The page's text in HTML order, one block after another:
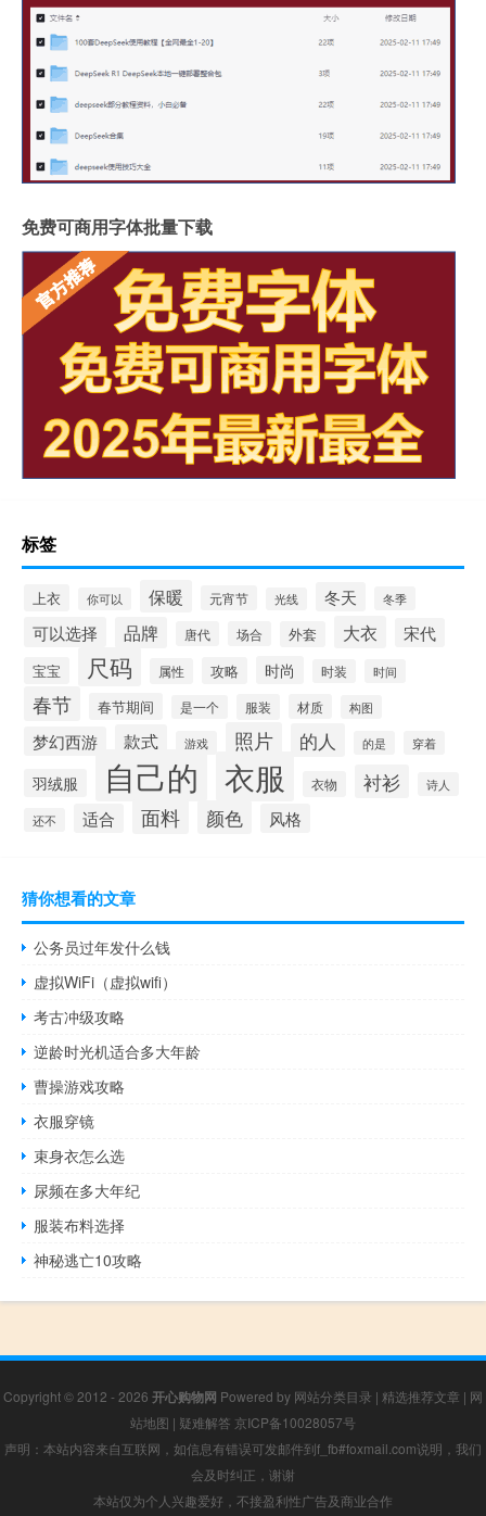
免费可商用字体批量下载
标签
上衣 你可以 保暖 元宵节 光线 冬天 冬季
可以选择 品牌 唐代 场合 外套 大衣 宋代
宝宝 尺码 属性 攻略 时尚 时装 时间
春节 春节期间 是一个 服装 材质 构图
梦幻西游 款式 游戏 照片 的人 的是 穿着
羽绒服 自己的 衣服 衣物 衬衫 诗人
还不 适合 面料 颜色 风格
猜你想看的文章
公务员过年发什么钱
虚拟WiFi（虚拟wifi）
考古冲级攻略
逆龄时光机适合多大年龄
曹操游戏攻略
衣服穿镜
束身衣怎么选
尿频在多大年纪
服装布料选择
神秘逃亡10攻略
Copyright © 2012 - 2026 开心购物网 Powered by 网站分类目录 | 精选推荐文章 | 网
站地图 | 疑难解答 京ICP备10028057号
声明：本站内容来自互联网，如信息有错误可发邮件到f_fb#foxmail.com说明，我们
会及时纠正，谢谢
本站仅为个人兴趣爱好，不接盈利性广告及商业合作